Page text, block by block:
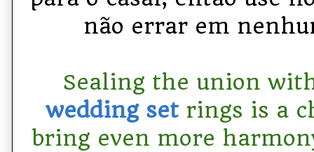
não errar em
Sealing the union
wedding setrings is a
bring even more